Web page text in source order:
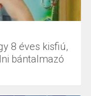
8 éves kisfiú,
bántalmazó